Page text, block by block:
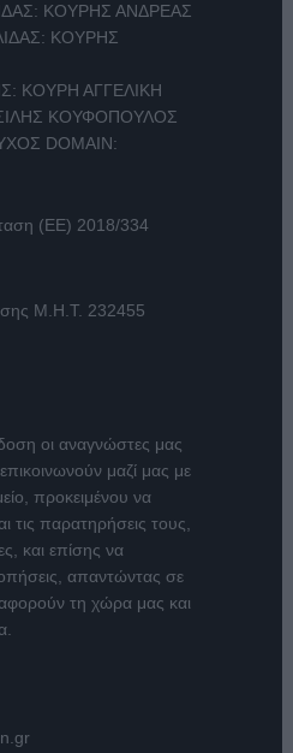
ΚΟΥΡΗΣ ΑΝΔΡΕΑΣ
ΚΟΥΡΗΣ
ΚΟΥΡΗ ΑΓΓΕΛΙΚΗ
ΚΟΥΦΟΠΟΥΛΟΣ
DOMAIN:
(ΕΕ) 2018/334
Μ.Η.Τ. 232455
οι αναγνώστες μας
μαζί μας με
προκειμένου να
τις παρατηρήσεις τους,
και επίσης να
απαντώντας σε
τη χώρα μας και